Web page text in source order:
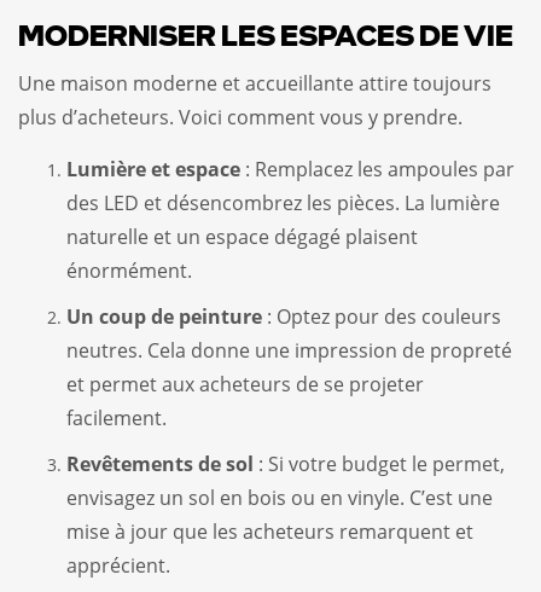
MODERNISER LES ESPACES DE VIE
Une maison moderne et accueillante attire toujours
plus d’acheteurs. Voici comment vous y prendre.
Lumière et espace : Remplacez les ampoules par
des LED et désencombrez les pièces. La lumière
naturelle et un espace dégagé plaisent
énormément.
Un coup de peinture : Optez pour des couleurs
neutres. Cela donne une impression de propreté
et permet aux acheteurs de se projeter
facilement.
Revêtements de sol : Si votre budget le permet,
envisagez un sol en bois ou en vinyle. C’est une
mise à jour que les acheteurs remarquent et
apprécient.